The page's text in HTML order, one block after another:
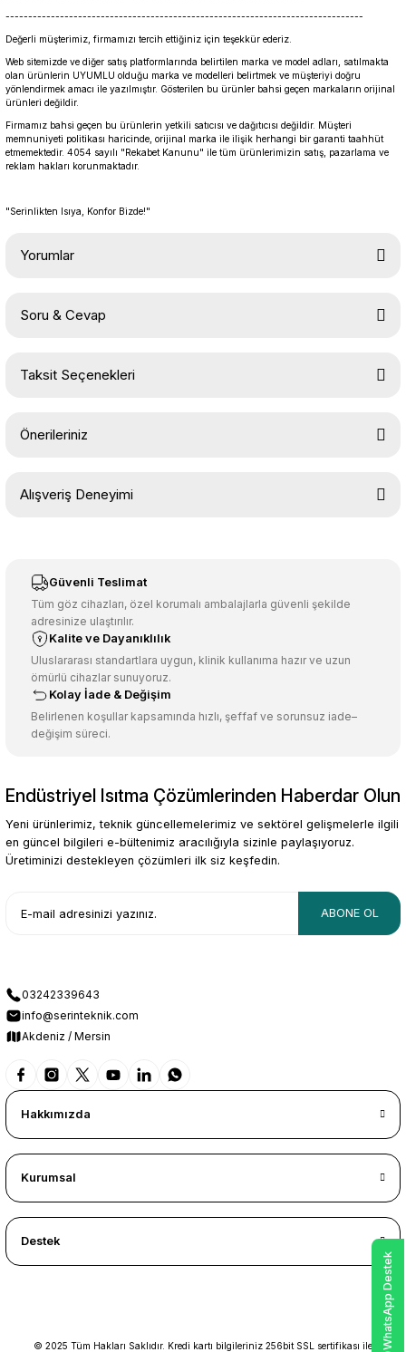
-------------------------------------------------------------------------------
Değerli müşterimiz, firmamızı tercih ettiğiniz için teşekkür ederiz.
Web sitemizde ve diğer satış platformlarında belirtilen marka ve model adları, satılmakta
olan ürünlerin UYUMLU olduğu marka ve modelleri belirtmek ve müşteriyi doğru
yönlendirmek amacı ile yazılmıştır. Gösterilen bu ürünler bahsi geçen markaların orijinal
ürünleri değildir.
Firmamız bahsi geçen bu ürünlerin yetkili satıcısı ve dağıtıcısı değildir. Müşteri
memnuniyeti politikası haricinde, orijinal marka ile ilişik herhangi bir garanti taahhüt
etmemektedir. 4054 sayılı "Rekabet Kanunu" ile tüm ürünlerimizin satış, pazarlama ve
reklam hakları korunmaktadır.
"Serinlikten Isıya, Konfor Bizde!"
Yorumlar
Soru & Cevap
Taksit Seçenekleri
Önerileriniz
konularda yetersiz gördüğünüz noktaları öneri formunu kullanarak
Ürün resmi kalitesiz, bozuk veya görüntülenemiyor.
Ürün açıklamasında eksik bilgiler bulunuyor.
Ürün bilgilerinde hatalar bulunuyor.
Ürün fiyatı diğer sitelerden daha pahalı.
Bu ürüne benzer farklı alternatifler olmalı.
Gönder
Alışveriş Deneyimi
Güvenli Teslimat
Tüm göz cihazları, özel korumalı ambalajlarla güvenli şekilde
adresinize ulaştırılır.
Kalite ve Dayanıklılık
Uluslararası standartlara uygun, klinik kullanıma hazır ve uzun
ömürlü cihazlar sunuyoruz.
Kolay İade & Değişim
Belirlenen koşullar kapsamında hızlı, şeffaf ve sorunsuz iade–
değişim süreci.
Endüstriyel Isıtma Çözümlerinden Haberdar Olun
Yeni ürünlerimiz, teknik güncellemelerimiz ve sektörel gelişmelerle ilgili
en güncel bilgileri e-bültenimiz aracılığıyla sizinle paylaşıyoruz.
Üretiminizi destekleyen çözümleri ilk siz keşfedin.
ABONE OL
03242339643
info@serinteknik.com
Akdeniz / Mersin
Hakkımızda
Kurumsal
Destek
© 2025 Tüm Hakları Saklıdır. Kredi kartı bilgileriniz 256bit SSL sertifikası ile WhatsApp Destek